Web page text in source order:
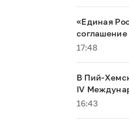
«Единая
между
17:48
В Пий-
IV
форуму
16:43